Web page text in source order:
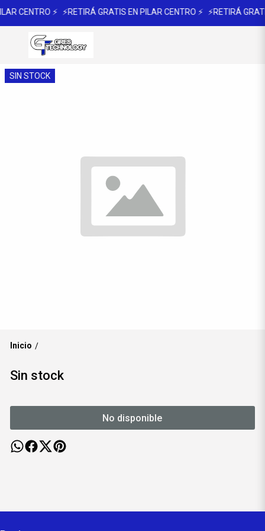
CENTRO ⚡ ⚡RETIRÁ GRATIS EN PILAR CENTRO ⚡ ⚡RETIRÁ
SIN STOCK
Inicio /
Sin stock
No disponible